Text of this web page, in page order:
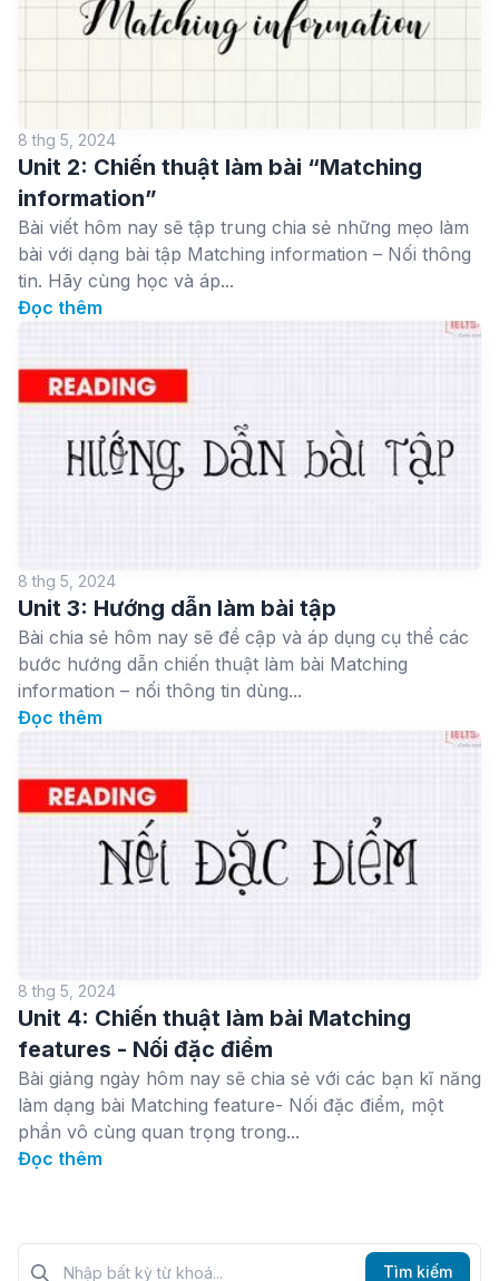
8 thg 5, 2024
Unit 2: Chiến thuật làm bài “Matching
information”
Bài viết hôm nay sẽ tập trung chia sẻ những mẹo làm
bài với dạng bài tập Matching information – Nối thông
tin. Hãy cùng học và áp...
Đọc thêm
8 thg 5, 2024
Unit 3: Hướng dẫn làm bài tập
Bài chia sẻ hôm nay sẽ đề cập và áp dụng cụ thể các
bước hướng dẫn chiến thuật làm bài Matching
information – nối thông tin dùng...
Đọc thêm
8 thg 5, 2024
Unit 4: Chiến thuật làm bài Matching
features - Nối đặc điểm
Bài giảng ngày hôm nay sẽ chia sẻ với các bạn kĩ năng
làm dạng bài Matching feature- Nối đặc điểm, một
phần vô cùng quan trọng trong...
Đọc thêm
Tìm kiếm?>
Tìm kiếm